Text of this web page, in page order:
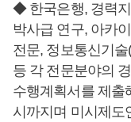
◆ 한국은행, 경력
박사급 연구, 아카
전문, 정보통신기
등 각 전문분야의
수행계획서를 제출
시까지며 미시제도